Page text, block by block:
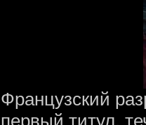
Французский
первый титул,